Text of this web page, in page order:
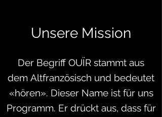
Unsere Mission
Der Begriff OUÏR stammt aus
dem Altfranzösisch und bedeutet
«hören». Dieser Name ist für uns
Programm. Er drückt aus, dass für